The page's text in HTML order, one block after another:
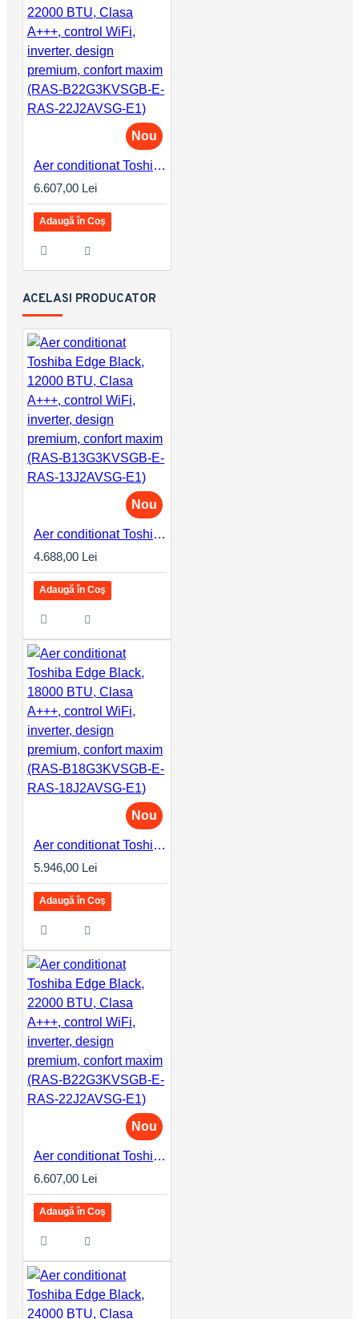
Nou
Aer conditionat Toshiba Edge Black, 22000 BTU, Clasa A+++, control WiFi, inverter, design premium, confort maxim (RAS-B22G3KVSGB-E-RAS-22J2AVSG-E1)
6.607,00 Lei
Adaugă în Coş
ACELASI PRODUCATOR
Nou
Aer conditionat Toshiba Edge Black, 12000 BTU, Clasa A+++, control WiFi, inverter, design premium, confort maxim (RAS-B13G3KVSGB-E-RAS-13J2AVSG-E1)
4.688,00 Lei
Adaugă în Coş
Nou
Aer conditionat Toshiba Edge Black, 18000 BTU, Clasa A+++, control WiFi, inverter, design premium, confort maxim (RAS-B18G3KVSGB-E-RAS-18J2AVSG-E1)
5.946,00 Lei
Adaugă în Coş
Nou
Aer conditionat Toshiba Edge Black, 22000 BTU, Clasa A+++, control WiFi, inverter, design premium, confort maxim (RAS-B22G3KVSGB-E-RAS-22J2AVSG-E1)
6.607,00 Lei
Adaugă în Coş